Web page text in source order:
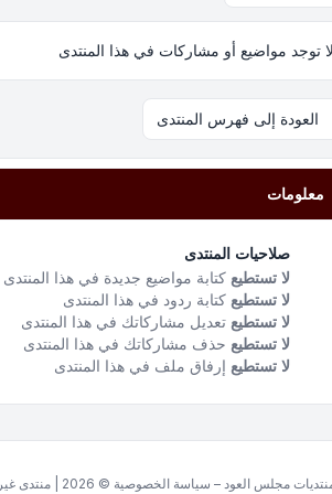
لا توجد مواضيع أو مشاركات في هذا المنتدى
العودة إلى فهرس المنتدى
معلومات
صلاحيات المنتدى
لا تستطيع كتابة مواضيع جديدة في هذا المنتدى
لا تستطيع كتابة ردود في هذا المنتدى
لا تستطيع تعديل مشاركاتك في هذا المنتدى
لا تستطيع حذف مشاركاتك في هذا المنتدى
لا تستطيع إرفاق ملف في هذا المنتدى
مجلس العود – سياسة الخصوصية © 2026 | منتدى غير ربحي مخصص للغة العربية